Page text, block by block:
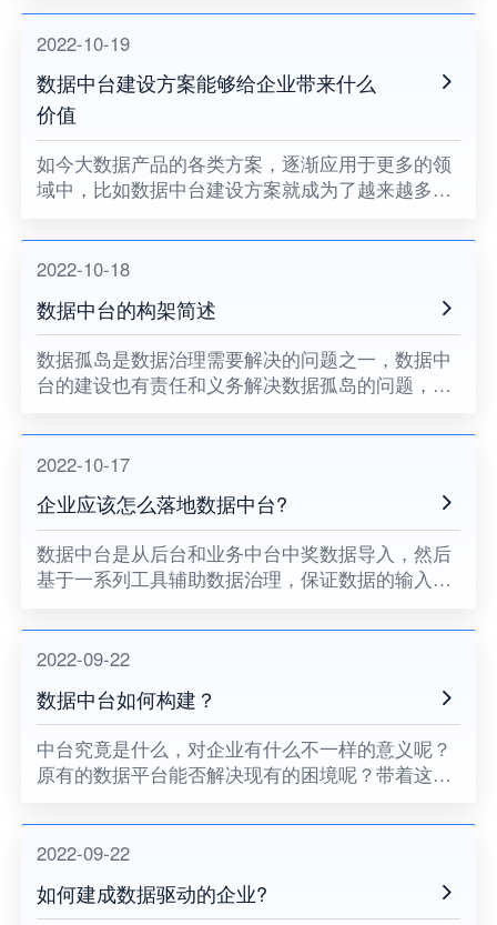
化产品了。通过更多介绍内容，我们能够快速了解
到系统产品包含了哪些实用
2022-10-19
数据中台建设方案能够给企业带来什么
价值
如今大数据产品的各类方案，逐渐应用于更多的领
域中，比如数据中台建设方案就成为了越来越多集
体现出理想的价值作用呢？有关于这些事项，在以
下的相关介绍中，自然能够
2022-10-18
数据中台的构架简述
数据孤岛是数据治理需要解决的问题之⼀，数据中
台的建设也有责任和义务解决数据孤岛的问题，融
⼒，为企业经营决策，精细化运营提供⽀持。
2022-10-17
企业应该怎么落地数据中台?
数据中台是从后台和业务中台中奖数据导⼊，然后
基于⼀系列⼯具辅助数据治理，保证数据的输⼊输
前台定制化提供强有⼒的⽀撑，数据中台不仅链接
所有数据，赋能业务，更是
2022-09-22
数据中台如何构建？
中台究竟是什么，对企业有什么不一样的意义呢？
原有的数据平台能否解决现有的困境呢？带着这一
有点管中窥豹，我们应该尝试以更高的视角，例如
从企业均衡可持续发展的角
2022-09-22
如何建成数据驱动的企业?